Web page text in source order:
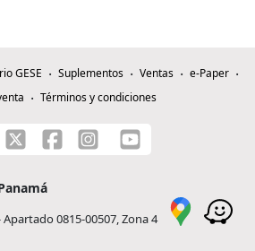
GESE Suplementos Ventas
e-Paper
Términos y condiciones
0815-00507, Zona 4